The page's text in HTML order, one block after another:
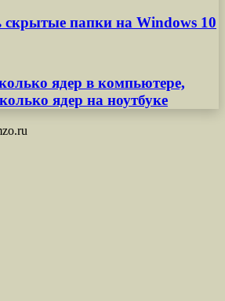
папки на Windows 10
ядер в компьютере,
ядер на ноутбуке